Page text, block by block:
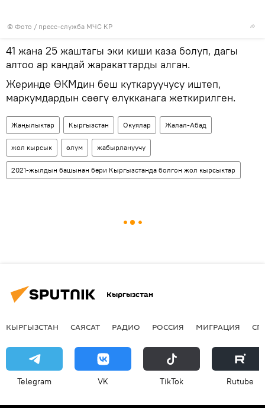
© Фото / пресс-служба МЧС КР
41 жана 25 жаштагы эки киши каза болуп, дагы
алтоо ар кандай жаракаттарды алган.
Жеринде ӨКМдин беш куткаруучусу иштеп,
маркумдардын сөөгү өлүкканага жеткирилген.
Жаңылыктар Кыргызстан Окуялар Жалал-Абад
жол кырсык өлүм жабырлануучу
2021-жылдын башынан бери Кыргызстанда болгон жол кырсыктар
Кыргызстан
КЫРГЫЗСТАН САЯСАТ РАДИО РОССИЯ МИГРАЦИЯ
Telegram VK ТikТоk Rutube